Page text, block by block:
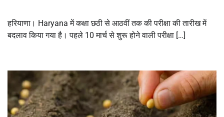
हरियाणा। Haryana में कक्षा छठी से आठवीं तक की परीक्षा की तारीख में
बदलाव किया गया है। पहले 10 मार्च से शुरू होने वाली परीक्षा […]